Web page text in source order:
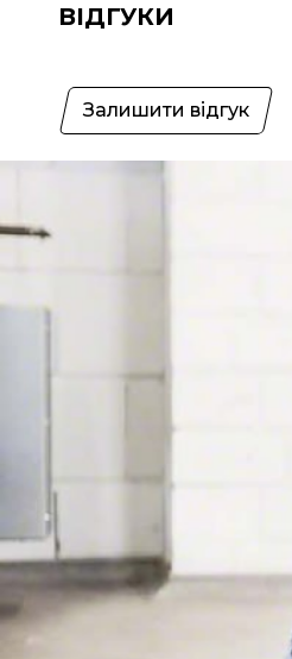
ВІДГУКИ
Залишити відгук